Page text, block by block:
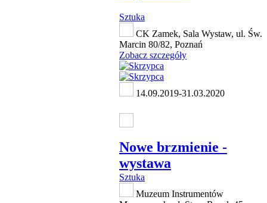
Sztuka
CK Zamek, Sala Wystaw, ul. Św.
Marcin 80/82, Poznań
Zobacz szczegóły
14.09.2019-31.03.2020
Nowe brzmienie -
wystawa
Sztuka
Muzeum Instrumentów